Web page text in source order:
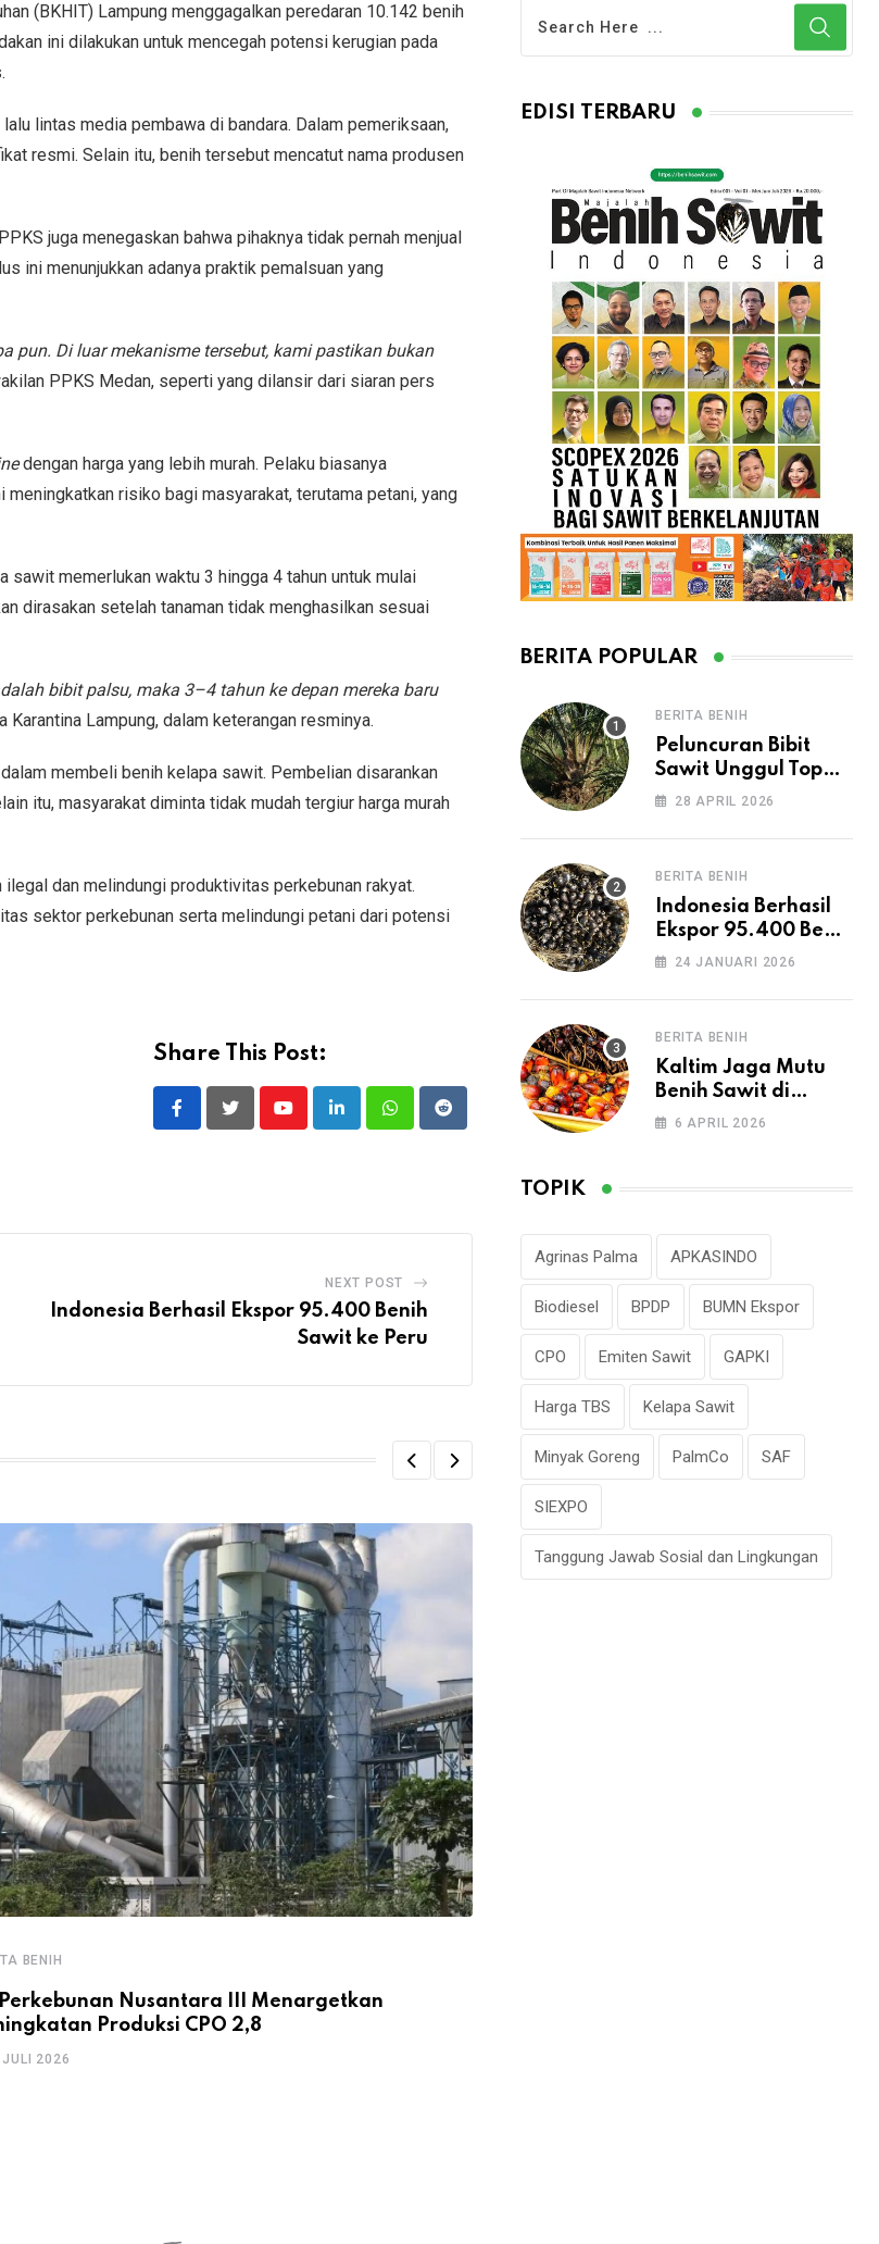
(BKHIT) Lampung menggagalkan peredaran 10.142 benih
ini dilakukan untuk mencegah potensi kerugian pada
lintas media pembawa di bandara. Dalam pemeriksaan,
resmi. Selain itu, benih tersebut mencatut nama produsen
juga menegaskan bahwa pihaknya tidak pernah menjual
ini menunjukkan adanya praktik pemalsuan yang
pun. Di luar mekanisme tersebut, kami pastikan bukan
PPKS Medan, seperti yang dilansir dari siaran pers
dengan harga yang lebih murah. Pelaku biasanya
risiko bagi masyarakat, terutama petani, yang
sawit memerlukan waktu 3 hingga 4 tahun untuk mulai
dirasakan setelah tanaman tidak menghasilkan sesuai
bibit palsu, maka 3–4 tahun ke depan mereka baru
Karantina Lampung, dalam keterangan resminya.
membeli benih kelapa sawit. Pembelian disarankan
itu, masyarakat diminta tidak mudah tergiur harga murah
dan melindungi produktivitas perkebunan rakyat.
sektor perkebunan serta melindungi petani dari potensi
Share This Post:
YoutubeLinkedInWhatsappReddit
NEXT POST
Indonesia Berhasil Ekspor 95.400 Benih
Sawit ke Peru
BENIH
Perkebunan Nusantara III Menargetkan
Produksi CPO 2,8
JULI 2026
EDISI TERBARU
BERITA POPULAR
BERITA BENIH
Peluncuran Bibit
Sawit Unggul Topaz
oleh Asian Agri di
Peningkatan
28 APRIL 2026
BERITA BENIH
Indonesia Berhasil
Ekspor 95.400 Benih
Sawit ke Peru
24 JANUARI 2026
BERITA BENIH
Kaltim Jaga Mutu
Benih Sawit di
Tengah Lonjakan
6 APRIL 2026
TOPIK
Agrinas Palma APKASINDO
Biodiesel BPDP BUMN Ekspor
CPO Emiten Sawit GAPKI
Harga TBS Kelapa Sawit
Minyak Goreng PalmCo SAF
SIEXPO
Tanggung Jawab Sosial dan Lingkungan